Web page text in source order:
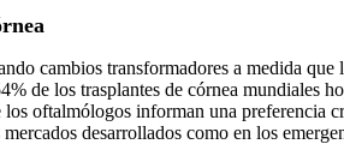
cambios transformadores a medida
de los trasplantes de córnea mundiales
oftalmólogos informan una preferencia
desarrollados como en los